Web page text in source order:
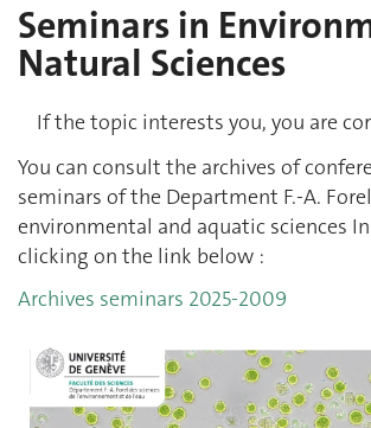
Seminars in
Natural Sciences
If the topic interests you, you are
You can consult the archives of
seminars of the Department F.-A.
environmental and aquatic sciences
clicking on the link below :
Archives seminars 2025-2009